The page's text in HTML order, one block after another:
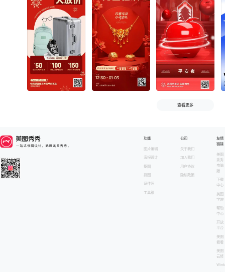
查看更多
功能
图片编辑
海报设计
抠图
拼图
证件照
工具箱
公司
关于我们
加入我们
用户协议
隐私政策
友情
链接
美图
秀秀
电脑
版
下载
中心
美图
学院
帮助
中心
开放
平台
美图
看看
美图
云修
Wink